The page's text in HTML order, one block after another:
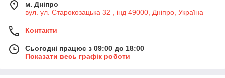
м. Дніпро
вул. ул. Старокозацька 32 , інд 49000, Дніпро, Україна
Контакти
Сьогодні працює з 09:00 до 18:00
Показати весь графік роботи